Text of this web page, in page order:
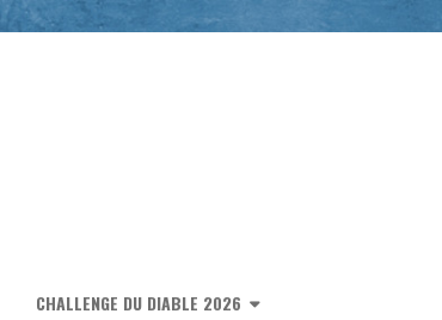
CHALLENGE DU DIABLE 2026